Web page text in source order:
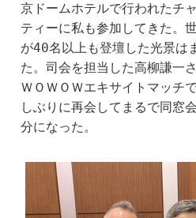
京ドームホテルで行われたチ
ティーに私も参加してきた。
が40名以上も登壇した光景は
た。司会を担当した高柳謙一
ＷＯＷＯＷエキサイトマッチ
しぶりに再会してまるで同窓
分になった。